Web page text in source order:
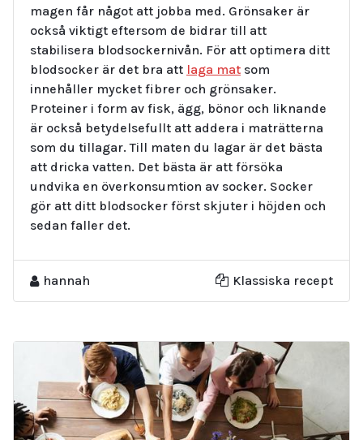
magen får något att jobba med. Grönsaker är
också viktigt eftersom de bidrar till att
stabilisera blodsockernivån. För att optimera ditt
blodsocker är det bra att laga mat som
innehåller mycket fibrer och grönsaker.
Proteiner i form av fisk, ägg, bönor och liknande
är också betydelsefullt att addera i maträtterna
som du tillagar. Till maten du lagar är det bästa
att dricka vatten. Det bästa är att försöka
undvika en överkonsumtion av socker. Socker
gör att ditt blodsocker först skjuter i höjden och
sedan faller det.
hannah Klassiska recept